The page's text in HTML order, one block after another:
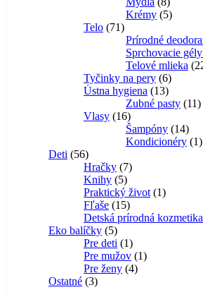
Krémy 55
Telo 7171
produktov
Prírodné
Sprchovacie
Telové mlieka
Tyčinky na pery 66
Ústna hygiena 1313
Zubné pasty 1111
Vlasy 1616
produktov
Šampóny 1414
Kondicionéry 11
Deti 5656
produktov
Hračky 77
Knihy 55
produktov
Praktický život 11
Fľaše 1515
produktov
Detská prírodná kozmetika
Eko balíčky 55
produktov
Pre deti 11
produkt
Pre mužov 11
Pre ženy 44
Ostatné 33